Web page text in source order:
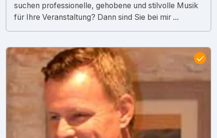
suchen professionelle, gehobene und stilvolle Musik
für Ihre Veranstaltung? Dann sind Sie bei mir ...